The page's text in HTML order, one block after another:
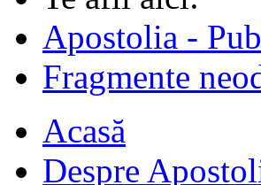
Apostolia -
Fragmente
Acasă
Despre